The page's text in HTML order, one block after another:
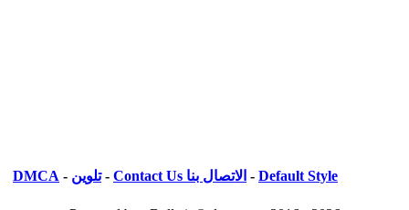
Default Style
- الاتصال بنا Contact Us -تلوين -
DMCA